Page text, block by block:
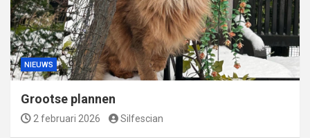
NIEUWS
Grootse plannen
2 februari 2026 Silfescian